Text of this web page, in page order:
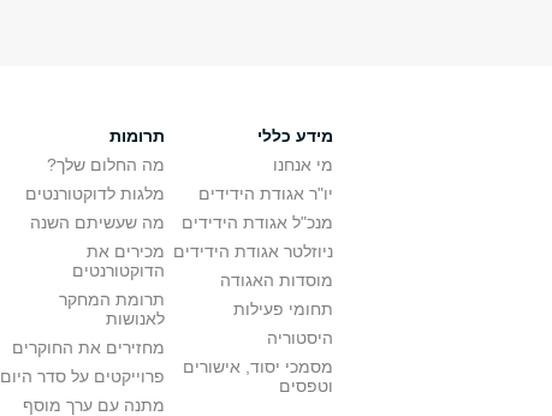
מידע כללי
מי אנחנו
יו"ר אגודת הידידים
מנכ"ל אגודת הידידים
ניוזלטר אגודת הידידים
מוסדות האגודה
תחומי פעילות
היסטוריה
מסמכי יסוד, אישורים
וטפסים
תרומות
מה החלום שלך?
מלגות לדוקטורנטים
מה שעשיתם השנה
מכירים את
הדוקטורנטים
תרומת המחקר
לאנושות
מחזירים את החוקרים
פרוייקטים על סדר היום
מתנה עם ערך מוסף